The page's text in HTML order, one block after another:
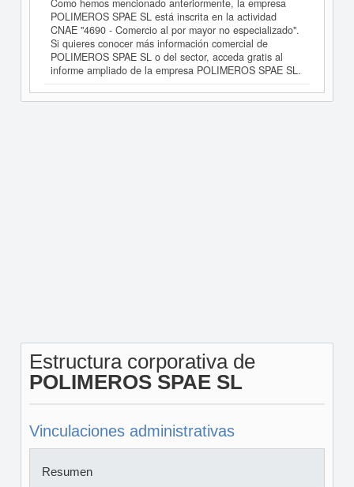
Como hemos mencionado anteriormente, la empresa
POLIMEROS SPAE SL está inscrita en la actividad
CNAE "4690 - Comercio al por mayor no especializado".
Si quieres conocer más información comercial de
POLIMEROS SPAE SL o del sector, acceda gratis al
informe ampliado de la empresa POLIMEROS SPAE SL.
Estructura corporativa de
POLIMEROS SPAE SL
Vinculaciones administrativas
Resumen